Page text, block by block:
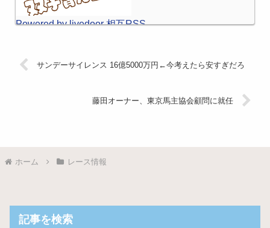
Powered by livedoor 相互RSS
サンデーサイレンス 16億5000万円←今考えたら安すぎだろ
藤田オーナー、東京馬主協会顧問に就任
ホーム レース情報
記事を検索